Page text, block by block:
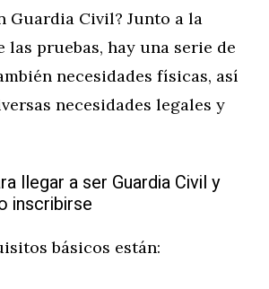
Guardia Civil? Junto a la
las pruebas, hay una serie de
necesidades físicas, así
necesidades legales y
llegar a ser Guardia Civil y
inscribirse
básicos están: